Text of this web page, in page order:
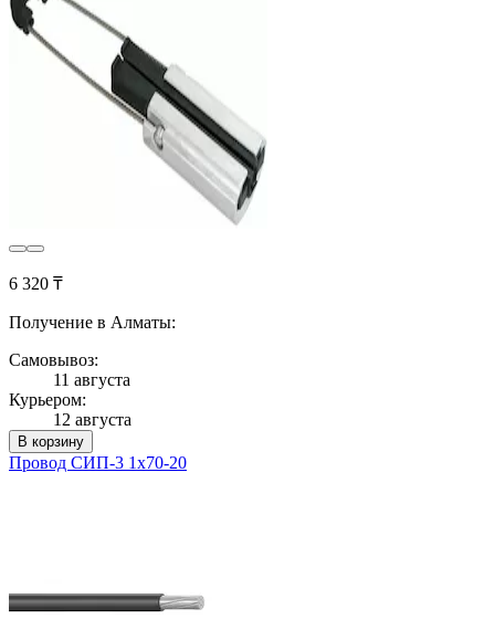
6 320 ₸
Получение в Алматы:
Самовывоз:
11 августа
Курьером:
12 августа
В корзину
Провод СИП-3 1х70-20